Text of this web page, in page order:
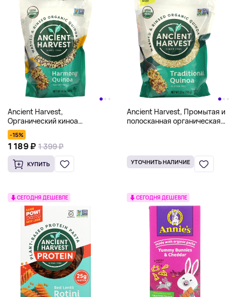
Ancient Harvest,
Органический киноа
«Гармония», трехцветная
смесь, 408 г
-15%
1 189 ₽ 1 399 ₽
КУПИТЬ
Ancient Harvest, Промытая и
полосканная органическая
УТОЧНИТЬ НАЛИЧИЕ
СЕГОДНЯ ДЕШЕВЛЕ СЕГОДНЯ ДЕШЕВЛЕ